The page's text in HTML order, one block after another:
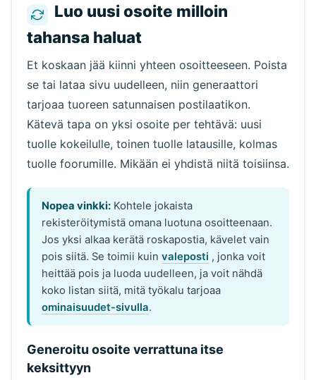
Luo uusi osoite milloin
tahansa haluat
Et koskaan jää kiinni yhteen osoitteeseen. Poista
se tai lataa sivu uudelleen, niin generaattori
tarjoaa tuoreen satunnaisen postilaatikon.
Kätevä tapa on yksi osoite per tehtävä: uusi
tuolle kokeilulle, toinen tuolle latausille, kolmas
tuolle foorumille. Mikään ei yhdistä niitä toisiinsa.
Nopea vinkki: Kohtele jokaista
rekisteröitymistä omana luotuna osoitteenaan.
Jos yksi alkaa kerätä roskapostia, kävelet vain
pois siitä. Se toimii kuinvaleposti , jonka voit
heittää pois ja luoda uudelleen, ja voit nähdä
koko listan siitä, mitä työkalu tarjoaa
ominaisuudet-sivulla.
Generoitu osoite verrattuna itse
keksittyyn